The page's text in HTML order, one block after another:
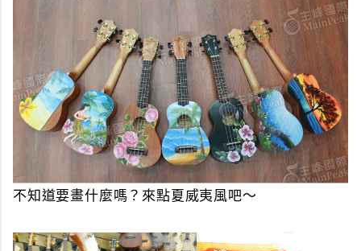
不知道要畫什麼嗎？來點夏威夷風吧～